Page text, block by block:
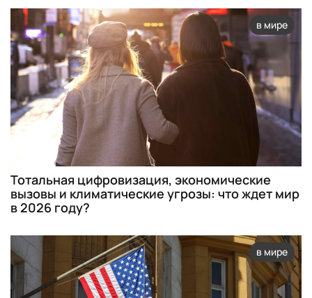
в мире
Тотальная цифровизация, экономические
вызовы и климатические угрозы: что ждет мир
в 2026 году?
в мире